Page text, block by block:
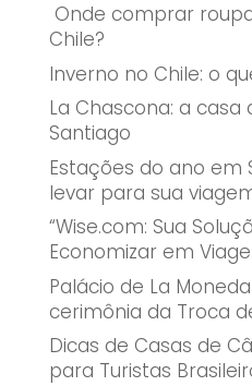
Onde comprar
Chile?
Inverno no Chile: o
La Chascona: a
Santiago
Estações do ano em
levar para sua
“Wise.com: Sua
Economizar em
Palácio de La
cerimônia da Troca
Dicas de Casas de
para Turistas